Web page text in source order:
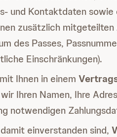
und Kontaktdaten
zusätzlich
des Passes,
Einschränkungen).
Ihnen in einem
Ihren Namen, Ihre
notwendigen
einverstanden sind,